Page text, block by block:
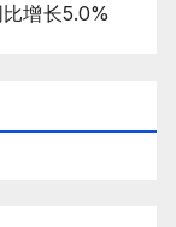
增长5.0%